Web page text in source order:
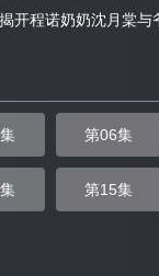
程诺奶奶沈月棠与
第06集
第15集